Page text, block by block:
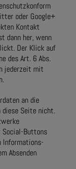
oder Google+
Kontakt
dann her, wenn
Der Klick auf
des Art. 6 Abs.
jederzeit mit
an die
Seite nicht.
Social-Buttons
Informations-
Absenden